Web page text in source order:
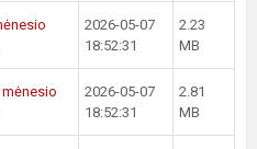
2026-05-07
18:52:31
2.23
MB
2026-05-07
18:52:31
2.81
MB